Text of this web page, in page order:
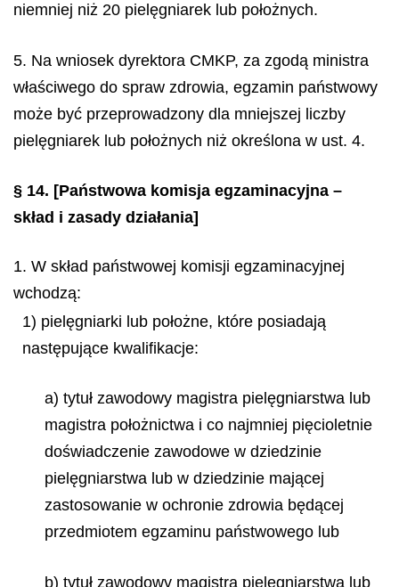
niemniej niż 20 pielęgniarek lub położnych.
5. Na wniosek dyrektora CMKP, za zgodą ministra
właściwego do spraw zdrowia, egzamin państwowy
może być przeprowadzony dla mniejszej liczby
pielęgniarek lub położnych niż określona w ust. 4.
§ 14. [Państwowa komisja egzaminacyjna –
skład i zasady działania]
1. W skład państwowej komisji egzaminacyjnej
wchodzą:
1) pielęgniarki lub położne, które posiadają
następujące kwalifikacje:
a) tytuł zawodowy magistra pielęgniarstwa lub
magistra położnictwa i co najmniej pięcioletnie
doświadczenie zawodowe w dziedzinie
pielęgniarstwa lub w dziedzinie mającej
zastosowanie w ochronie zdrowia będącej
przedmiotem egzaminu państwowego lub
b) tytuł zawodowy magistra pielęgniarstwa lub